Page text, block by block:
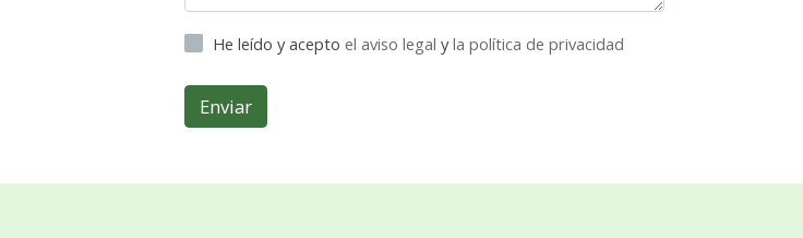
He leído y acepto el aviso legal yla política de privacidad
Enviar